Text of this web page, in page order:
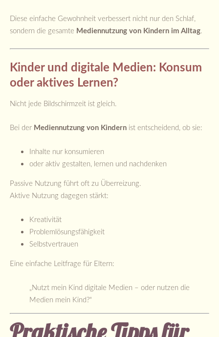
Diese einfache Gewohnheit verbessert nicht nur den Schlaf,
sondern die gesamte Mediennutzung von Kindern im Alltag.
Kinder und digitale Medien: Konsum
oder aktives Lernen?
Nicht jede Bildschirmzeit ist gleich.
Bei der Mediennutzung von Kindern ist entscheidend, ob sie:
Inhalte nur konsumieren
oder aktiv gestalten, lernen und nachdenken
Passive Nutzung führt oft zu Überreizung.
Aktive Nutzung dagegen stärkt:
Kreativität
Problemlösungsfähigkeit
Selbstvertrauen
Eine einfache Leitfrage für Eltern:
„Nutzt mein Kind digitale Medien – oder nutzen die
Medien mein Kind?“